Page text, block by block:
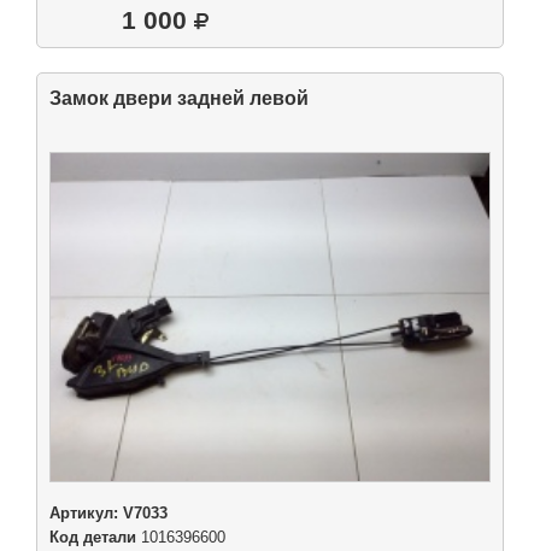
1 000
Замок двери задней левой
Артикул: V7033
Код детали 1016396600